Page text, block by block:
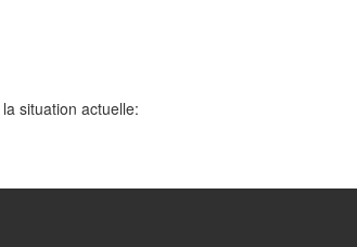
situation actuelle: